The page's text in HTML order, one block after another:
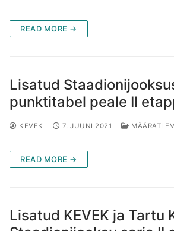
READ MORE →
Lisatud
punktitabel peale II
KEVEK 7. JUUNI 2021
READ MORE →
Lisatud KEVEK ja Tartu